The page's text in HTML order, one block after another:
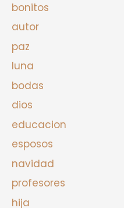
bonitos
autor
paz
luna
bodas
dios
educacion
esposos
navidad
profesores
hija